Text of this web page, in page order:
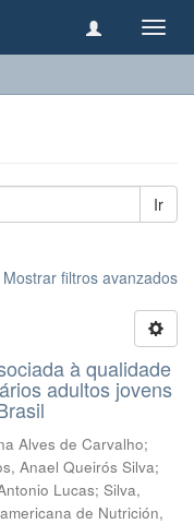
Ir
Mostrar filtros avanzados
à qualidade
adultos jovens
Alves de Carvalho;
Anael Queirós Silva;
Lucas; Silva,
de Nutrición,